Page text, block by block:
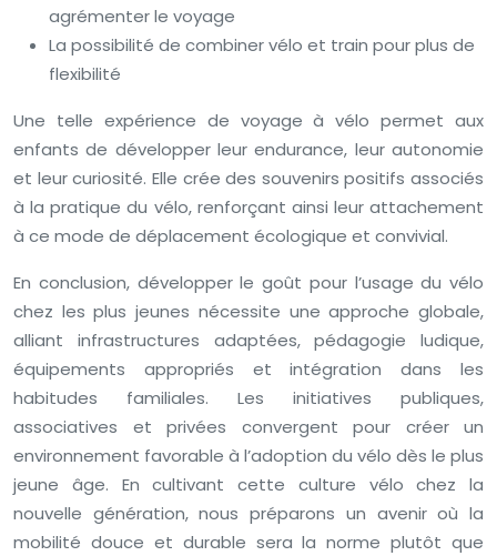
agrémenter le voyage
La possibilité de combiner vélo et train pour plus de
flexibilité
Une telle expérience de voyage à vélo permet aux
enfants de développer leur endurance, leur autonomie
et leur curiosité. Elle crée des souvenirs positifs associés
à la pratique du vélo, renforçant ainsi leur attachement
à ce mode de déplacement écologique et convivial.
En conclusion, développer le goût pour l’usage du vélo
chez les plus jeunes nécessite une approche globale,
alliant infrastructures adaptées, pédagogie ludique,
équipements appropriés et intégration dans les
habitudes familiales. Les initiatives publiques,
associatives et privées convergent pour créer un
environnement favorable à l’adoption du vélo dès le plus
jeune âge. En cultivant cette culture vélo chez la
nouvelle génération, nous préparons un avenir où la
mobilité douce et durable sera la norme plutôt que